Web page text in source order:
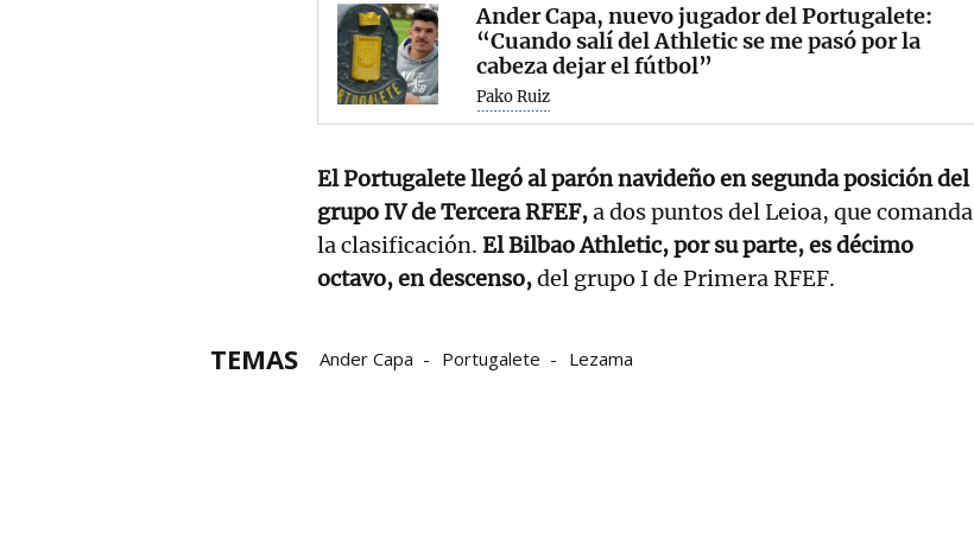
Ander Capa, nuevo jugador del Portugalete:
“Cuando salí del Athletic se me pasó por la
cabeza dejar el fútbol”
Pako Ruiz
El Portugalete llegó al parón navideño en segunda posición del
grupo IV de Tercera RFEF,a dos puntos del Leioa, que comanda
la clasificación. El Bilbao Athletic, por su parte, es décimo
octavo, en descenso,del grupo I de Primera RFEF.
TEMAS Ander Capa Portugalete Lezama